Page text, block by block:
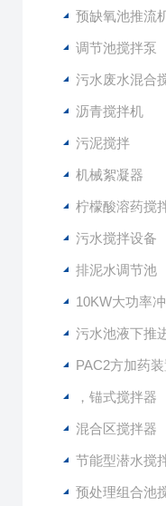
预缺氧池推流
调节池搅拌泵
污水废水混合
沥青搅拌机
污泥搅拌
机械絮凝器
柠檬酸溶药搅
污水搅拌设备
排泥水调节池
10KW大功率冲压
污水池液下推
PAC2方加药
，锚式搅拌器
混合区搅拌器
节能型潜水搅
预处理组合池